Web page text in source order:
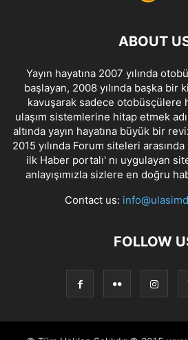
ABOUT
Yayın hayatına 2007 yılında
başlayan, 2008 yılında başka bir
kavuşarak sadece otobüsçülere
ulaşım sistemlerine hitap etmek
altında yayın hayatına büyük bir
2015 yılında Forum siteleri
ilk Haber portalı' nı uygulayan
anlayışımızla sizlere en doğru
Contact us:
FOLLOW